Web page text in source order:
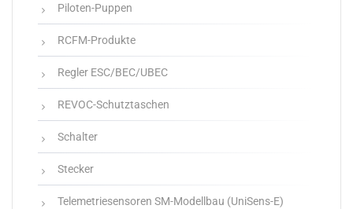
Piloten-Puppen
RCFM-Produkte
Regler ESC/BEC/UBEC
REVOC-Schutztaschen
Schalter
Stecker
Telemetriesensoren SM-Modellbau (UniSens-E)